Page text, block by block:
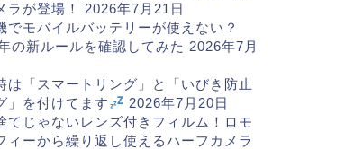
ラが登場！
2026年7月21日
でモバイルバッテリーが使えない？
の新ルールを確認してみた 2026年7月
は「スマートリング」と「いびき防止
」を付けてます
2026年7月20日
てじゃないレンズ付きフィルム！ロモ
ィーから繰り返し使えるハーフカメラ